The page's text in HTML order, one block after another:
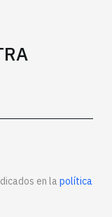
en lapolítica